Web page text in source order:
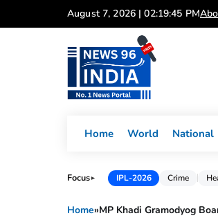
to
August 7, 2026 | 02:19:45 PM
Home World National
Focus► IPL-2026 Crime
Home»MP Khadi Gramodyog